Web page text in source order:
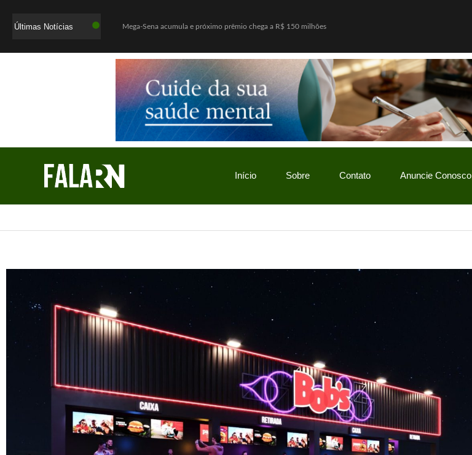
Últimas Notícias Mega-Sena acumula e próximo prêmio chega a R$ 150 milhões
Ex-promotor e relator da CPMI do INSS, Alfredo Gaspar será vice na chapa de Flávio Bolsonaro
Show Auto Mall lança campanha “Meu Pai é Show” com ofertas especiais durante todo o mês de agosto
Jovem assassinada em chacina ligou para a mãe enquanto era ameaçada pelo namorado
Investigação da PF apura suposta atuação de Lulinha para favorecer mercado de cannabis medicinal
Tempestade causa destruição no Rio, derruba árvores e deixa mais de 500 mil imóveis sem energia
O Boticário coloca os pais na “For You” dos filhos para pedir o presente ideal de Dia dos Pais
Início Sobre Contato Anuncie Conosco